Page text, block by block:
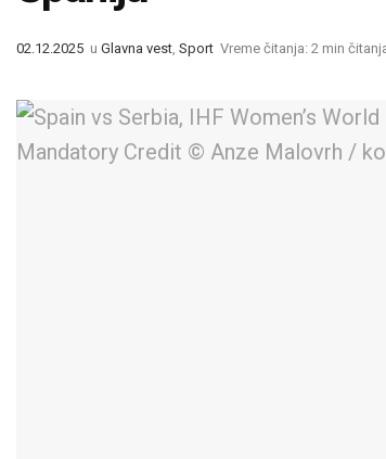
02.12.2025 u Glavna vest, Sport Vreme čitanja: 2 min